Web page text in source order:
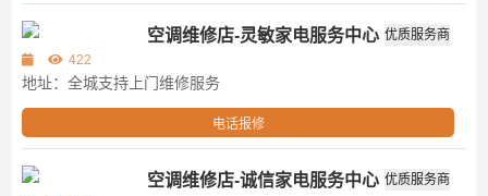
第三方 空调维修店-灵敏家电服务中心 优质服务商
422
地址：全城支持上门维修服务
电话报修
第三方 空调维修店-诚信家电服务中心 优质服务商